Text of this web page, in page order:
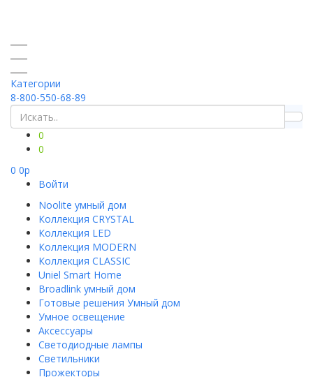
Категории
8-800-550-68-89
0
0
0 0p
Войти
Noolite умный дом
Коллекция CRYSTAL
Коллекция LED
Коллекция MODERN
Коллекция CLASSIC
Uniel Smart Home
Broadlink умный дом
Готовые решения Умный дом
Умное освещение
Аксессуары
Светодиодные лампы
Светильники
Прожекторы